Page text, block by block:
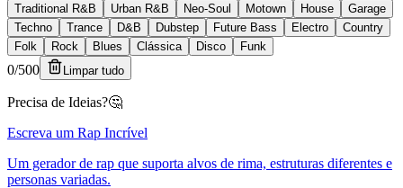
Traditional R&B
Urban R&B Neo-Soul Motown House
Garage
Techno
Trance D&B Dubstep Future Bass Electro
Country
Folk
Rock Blues Clássica Disco Funk
0/500 Limpar tudo
Precisa de Ideias?🤔
Escreva um Rap Incrível
Um gerador de rap que suporta alvos de rima, estruturas diferentes e
personas variadas.